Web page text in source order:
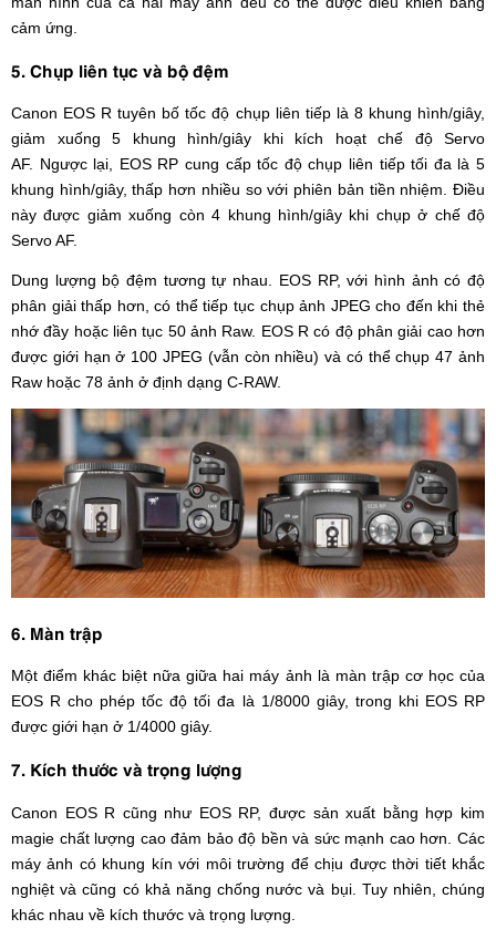
cảm ứng.
5. Chụp liên tục và bộ đệm
Canon EOS R tuyên bố tốc độ chụp liên tiếp là 8 khung hình/giây,
giảm xuống 5 khung hình/giây khi kích hoạt chế độ Servo
AF. Ngược lại, EOS RP cung cấp tốc độ chụp liên tiếp tối đa là 5
khung hình/giây, thấp hơn nhiều so với phiên bản tiền nhiệm. Điều
này được giảm xuống còn 4 khung hình/giây khi chụp ở chế độ
Servo AF.
Dung lượng bộ đệm tương tự nhau. EOS RP, với hình ảnh có độ
phân giải thấp hơn, có thể tiếp tục chụp ảnh JPEG cho đến khi thẻ
nhớ đầy hoặc liên tục 50 ảnh Raw. EOS R có độ phân giải cao hơn
được giới hạn ở 100 JPEG (vẫn còn nhiều) và có thể chụp 47 ảnh
Raw hoặc 78 ảnh ở định dạng C-RAW.
6. Màn trập
Một điểm khác biệt nữa giữa hai máy ảnh là màn trập cơ học của
EOS R cho phép tốc độ tối đa là 1/8000 giây, trong khi EOS RP
được giới hạn ở 1/4000 giây.
7. Kích thước và trọng lượng
Canon EOS R cũng như EOS RP, được sản xuất bằng hợp kim
magie chất lượng cao đảm bảo độ bền và sức mạnh cao hơn. Các
máy ảnh có khung kín với môi trường để chịu được thời tiết khắc
nghiệt và cũng có khả năng chống nước và bụi. Tuy nhiên, chúng
khác nhau về kích thước và trọng lượng.